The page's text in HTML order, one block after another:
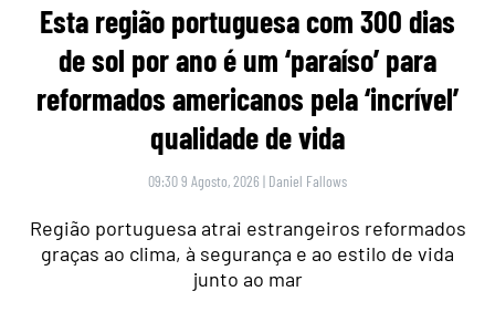
Esta região portuguesa com 300 dias
de sol por ano é um ‘paraíso’ para
reformados americanos pela ‘incrível’
qualidade de vida
09:30 9 Agosto, 2026 | Daniel Fallows
Região portuguesa atrai estrangeiros reformados
graças ao clima, à segurança e ao estilo de vida
junto ao mar